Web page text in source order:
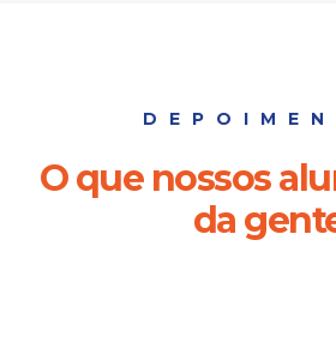
O que nossos
da